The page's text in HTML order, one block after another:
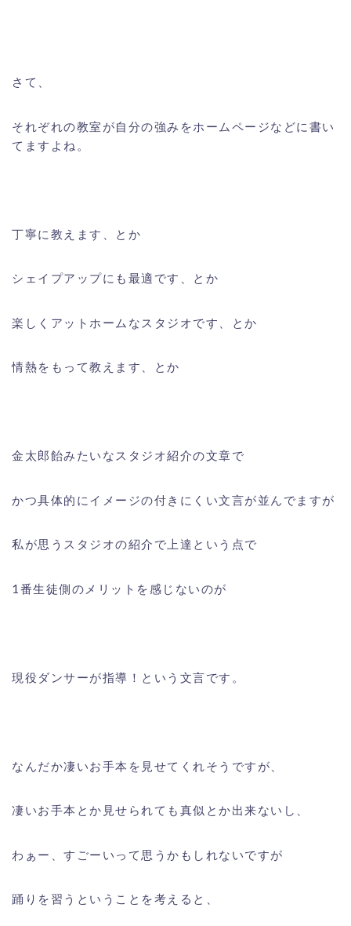
さて、
それぞれの教室が自分の強みをホームページなどに書い
てますよね。
丁寧に教えます、とか
シェイプアップにも最適です、とか
楽しくアットホームなスタジオです、とか
情熱をもって教えます、とか
金太郎飴みたいなスタジオ紹介の文章で
かつ具体的にイメージの付きにくい文言が並んでますが
私が思うスタジオの紹介で上達という点で
1番生徒側のメリットを感じないのが
現役ダンサーが指導！という文言です。
なんだか凄いお手本を見せてくれそうですが、
凄いお手本とか見せられても真似とか出来ないし、
わぁー、すごーいって思うかもしれないですが
踊りを習うということを考えると、